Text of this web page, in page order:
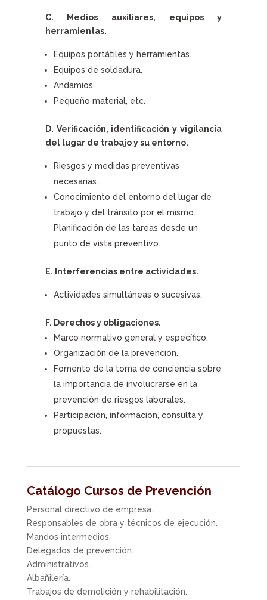
C. Medios auxiliares, equipos y
herramientas.
Equipos portátiles y herramientas.
Equipos de soldadura.
Andamios.
Pequeño material, etc.
D. Verificación, identificación y vigilancia
del lugar de trabajo y su entorno.
Riesgos y medidas preventivas
necesarias.
Conocimiento del entorno del lugar de
trabajo y del tránsito por el mismo.
Planificación de las tareas desde un
punto de vista preventivo.
E. Interferencias entre actividades.
Actividades simultáneas o sucesivas.
F. Derechos y obligaciones.
Marco normativo general y específico.
Organización de la prevención.
Fomento de la toma de conciencia sobre
la importancia de involucrarse en la
prevención de riesgos laborales.
Participación, información, consulta y
propuestas.
Catálogo Cursos de Prevención
Personal directivo de empresa.
Responsables de obra y técnicos de ejecución.
Mandos intermedios.
Delegados de prevención.
Administrativos.
Albañilería.
Trabajos de demolición y rehabilitación.